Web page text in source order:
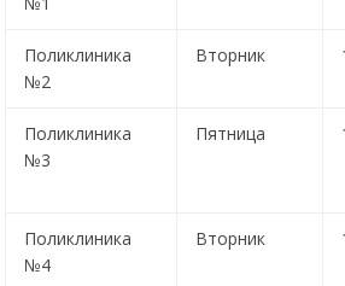
Поликлиника
№2
Вторник
Поликлиника
№3
Пятница
Поликлиника
№4
Вторник